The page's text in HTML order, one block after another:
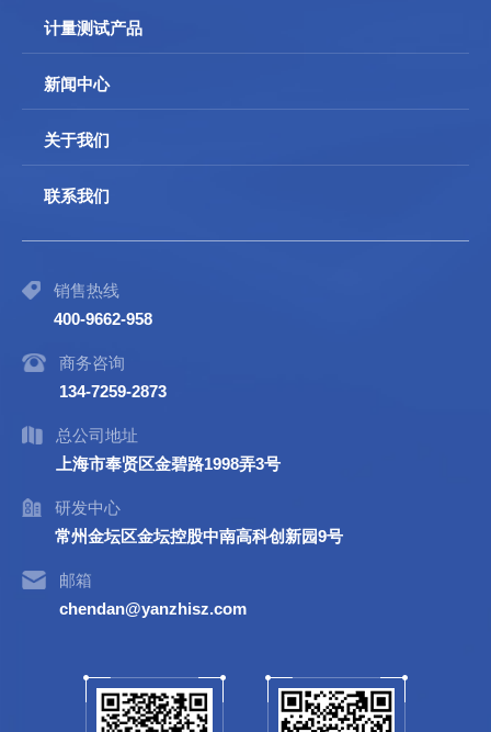
计量测试产品
新闻中心
关于我们
联系我们
销售热线
400-9662-958
商务咨询
134-7259-2873
总公司地址
上海市奉贤区金碧路1998弄3号
研发中心
常州金坛区金坛控股中南高科创新园9号
邮箱
chendan@yanzhisz.com